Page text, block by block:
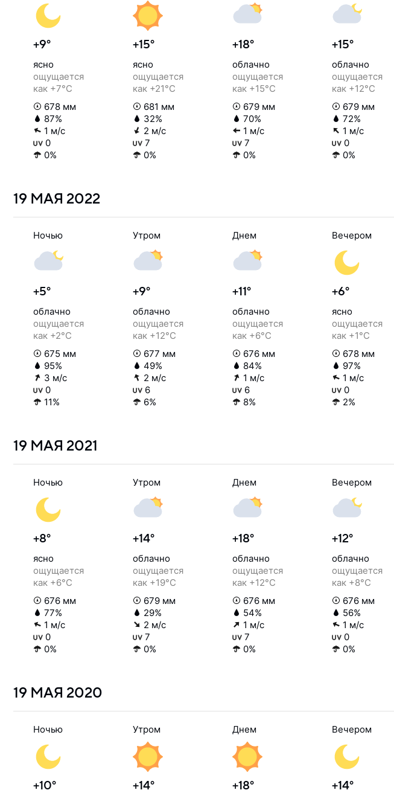
+9°
ясно
ощущается
как +7°C
678 мм
87%
1 м/с
0
0%
+15°
ясно
ощущается
как +21°C
681 мм
32%
2 м/с
7
0%
+18°
облачно
ощущается
как +15°C
679 мм
70%
1 м/с
7
0%
+15°
облачно
ощущается
как +12°C
679 мм
72%
1 м/с
0
0%
19 МАЯ 2022
Ночью
+5°
облачно
ощущается
как +2°C
675 мм
95%
3 м/с
0
11%
Утром
+9°
облачно
ощущается
как +12°C
677 мм
49%
2 м/с
6
6%
Днем
+11°
облачно
ощущается
как +6°C
676 мм
84%
1 м/с
6
8%
Вечером
+6°
ясно
ощущается
как +1°C
678 мм
97%
1 м/с
0
2%
19 МАЯ 2021
Ночью
+8°
ясно
ощущается
как +6°C
676 мм
77%
1 м/с
0
0%
Утром
+14°
облачно
ощущается
как +19°C
679 мм
29%
2 м/с
7
0%
Днем
+18°
облачно
ощущается
как +12°C
676 мм
54%
1 м/с
7
0%
Вечером
+12°
облачно
ощущается
как +8°C
676 мм
56%
1 м/с
0
0%
19 МАЯ 2020
Ночью
+10°
Утром
+14°
Днем
+18°
Вечером
+14°